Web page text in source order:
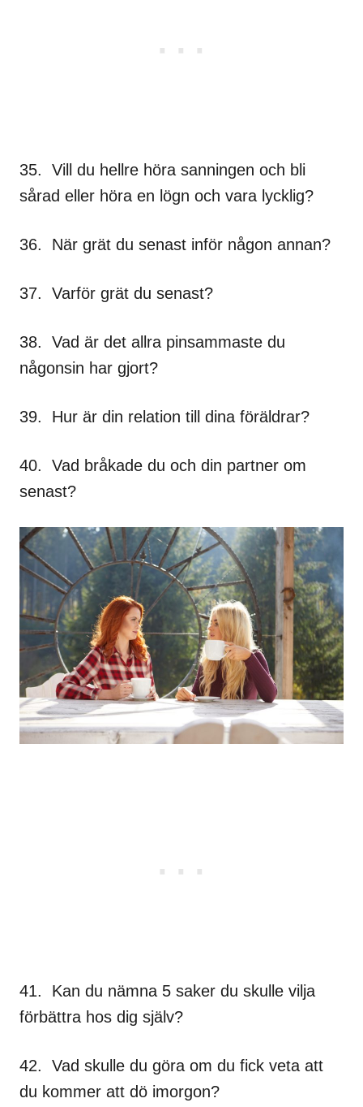
35. Vill du hellre höra sanningen och bli
sårad eller höra en lögn och vara lycklig?
36. När grät du senast inför någon annan?
37. Varför grät du senast?
38. Vad är det allra pinsammaste du
någonsin har gjort?
39. Hur är din relation till dina föräldrar?
40. Vad bråkade du och din partner om
senast?
41. Kan du nämna 5 saker du skulle vilja
förbättra hos dig själv?
42. Vad skulle du göra om du fick veta att
du kommer att dö imorgon?